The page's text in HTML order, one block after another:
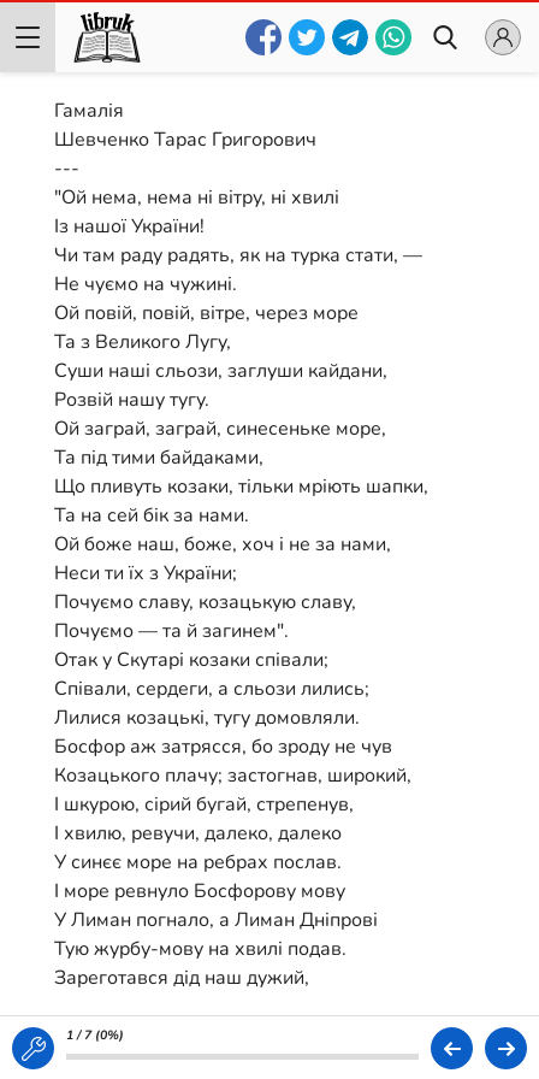
Гамалія
Шевченко Тарас Григорович
---
"Ой нема, нема ні вітру, ні хвилі
Із нашої України!
Чи там раду радять, як на турка стати, —
Не чуємо на чужині.
Ой повій, повій, вітре, через море
Та з Великого Лугу,
Суши наші сльози, заглуши кайдани,
Розвій нашу тугу.
Ой заграй, заграй, синесеньке море,
Та під тими байдаками,
Що пливуть козаки, тільки мріють шапки,
Та на сей бік за нами.
Ой боже наш, боже, хоч і не за нами,
Неси ти їх з України;
Почуємо славу, козацькую славу,
Почуємо — та й загинем".
Отак у Скутарі козаки співали;
Співали, сердеги, а сльози лились;
Лилися козацькі, тугу домовляли.
Босфор аж затрясся, бо зроду не чув
Козацького плачу; застогнав, широкий,
І шкурою, сірий бугай, стрепенув,
І хвилю, ревучи, далеко, далеко
У синєє море на ребрах послав.
І море ревнуло Босфорову мову
У Лиман погнало, а Лиман Дніпрові
Тую журбу-мову на хвилі подав.
Зареготався дід наш дужий,
— Чи спиш, чи чуєш, брате Луже?
Хортице-сестро?.. — Загула
1 / 7 (0%)